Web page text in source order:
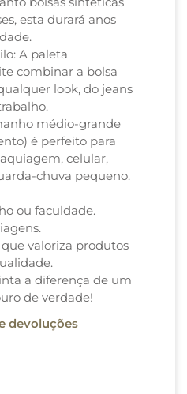
esta durará anos
A paleta
combinar a bolsa
look, do jeans
médio-grande
é perfeito para
celular,
chuva pequeno.
ou faculdade.
valoriza produtos
a diferença de um
de verdade!
devoluções